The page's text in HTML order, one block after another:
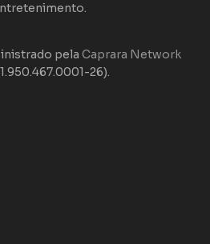
pela Caprara Network
26).